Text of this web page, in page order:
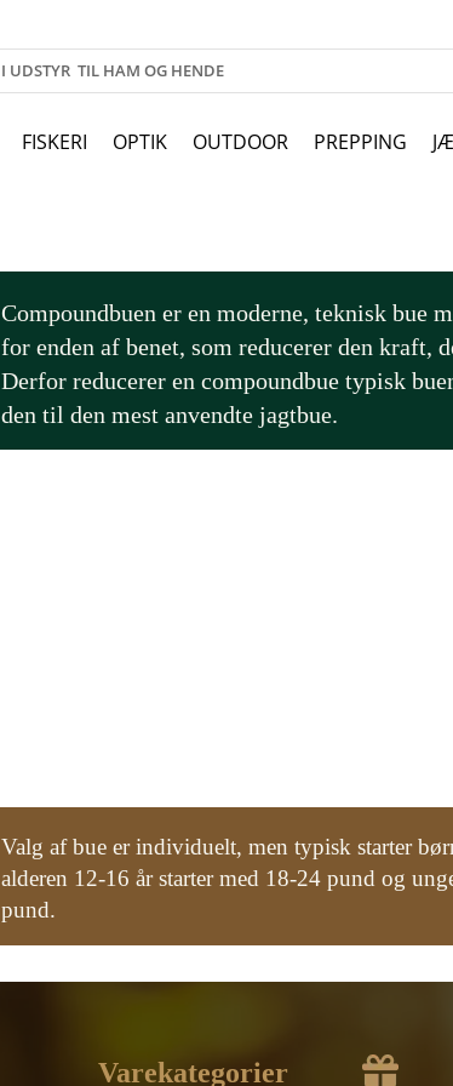
FISKERI OPTIK OUTDOOR PREPPING
Compoundbuen er en moderne, teknisk bue
for enden af benet, som reducerer den kraft,
Derfor reducerer en compoundbue typisk
den til den mest anvendte jagtbue.
Valg af bue er individuelt, men typisk starter
alderen 12-16 år starter med 18-24 pund og
pund.
Varekategorier